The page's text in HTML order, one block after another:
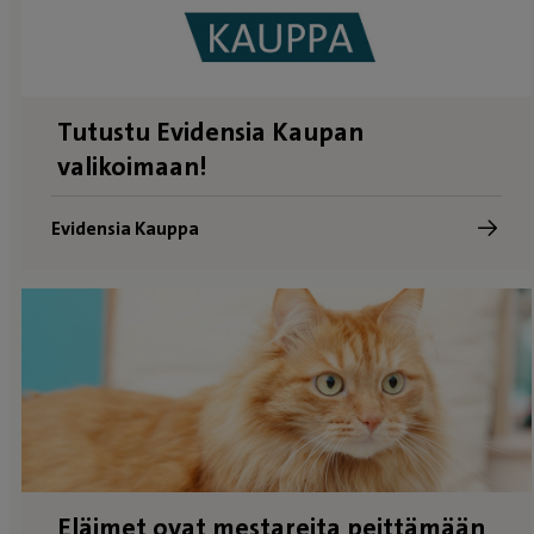
Tutustu Evidensia Kaupan
valikoimaan!
Evidensia Kauppa